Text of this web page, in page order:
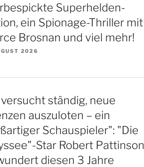
Superhelden-
ein Spionage-Thriller mit
Brosnan und viel mehr!
2026
ständig, neue
auszuloten – ein
Schauspieler": "Die
Star Robert Pattinson
diesen 3 Jahre